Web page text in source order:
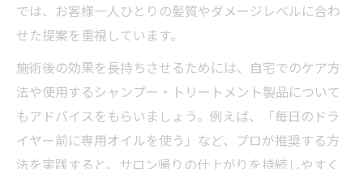
では、お客様一人ひとりの髪質やダメージレベルに合わ
せた提案を重視しています。
施術後の効果を長持ちさせるためには、自宅でのケア方
法や使用するシャンプー・トリートメント製品について
もアドバイスをもらいましょう。例えば、「毎日のドラ
イヤー前に専用オイルを使う」など、プロが推奨する方
法を実践すると、サロン帰りの仕上がりを持続しやすく